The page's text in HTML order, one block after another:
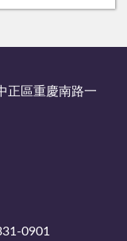
正區重慶南路一
0901